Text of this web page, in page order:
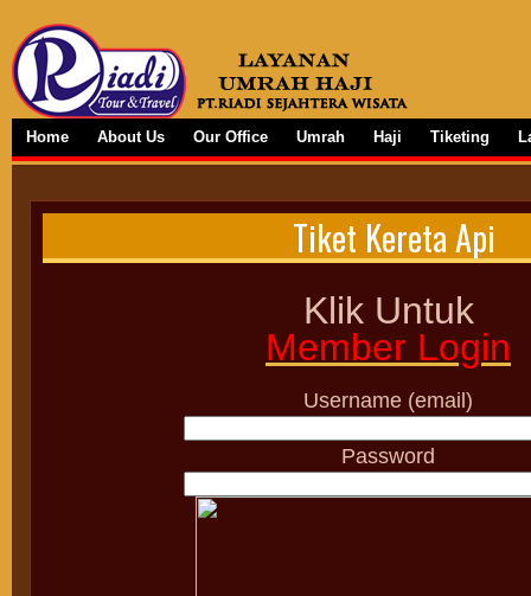
Home About Us Our Office Umrah Haji Tiketing
Tiket Kereta Api
Klik Untuk
Member Login
Username (email)
Password